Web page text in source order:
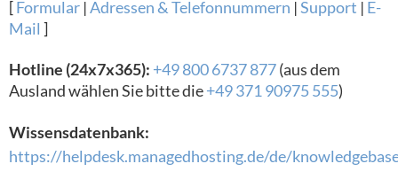
[Formular |Adressen & Telefonnummern |Support | E-
Mail ]
Hotline (24x7x365): +49 800 6737 877(aus dem
Ausland wählen Sie bitte die+49 371 90975 555)
Wissensdatenbank:
https://helpdesk.managedhosting.de/de/